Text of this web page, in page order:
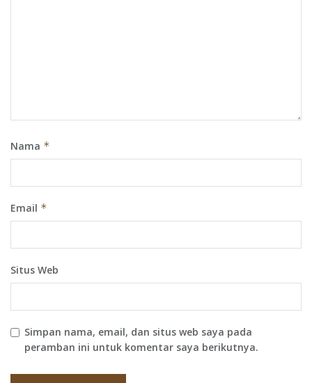
Nama *
Email *
Situs Web
Simpan nama, email, dan situs web saya pada
peramban ini untuk komentar saya berikutnya.